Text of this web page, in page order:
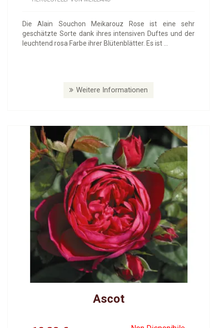
Die Alain Souchon Meikarouz Rose ist eine sehr
geschätzte Sorte dank ihres intensiven Duftes und der
leuchtend rosa Farbe ihrer Blütenblätter. Es ist ...
Weitere Informationen
Ascot